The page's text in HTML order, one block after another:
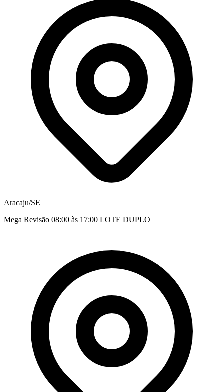
Aracaju/SE
Mega Revisão 08:00 às 17:00 LOTE DUPLO